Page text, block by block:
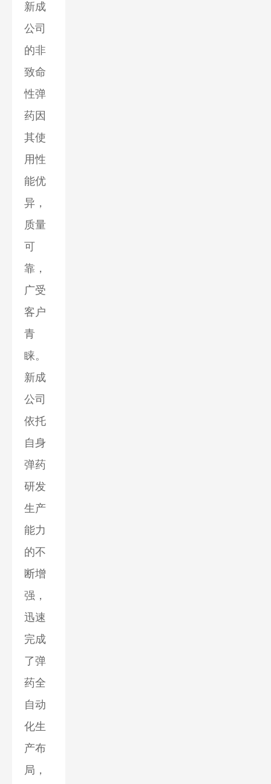
新成
公司
的非
致命
性弹
药因
其使
用性
能优
异，
质量
可
靠，
广受
客户
青
睐。
新成
公司
依托
自身
弹药
研发
生产
能力
的不
断增
强，
迅速
完成
了弹
药全
自动
化生
产布
局，